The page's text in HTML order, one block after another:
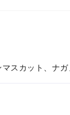
スカット、ナ